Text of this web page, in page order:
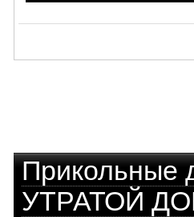
Прикольные
УТРАТОЙ